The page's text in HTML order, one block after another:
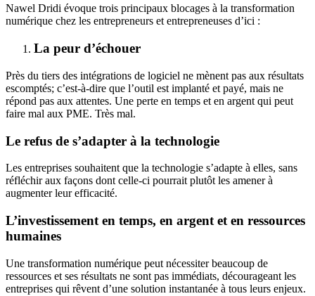
Nawel Dridi évoque trois principaux blocages à la transformation
numérique chez les entrepreneurs et entrepreneuses d’ici :
La peur d’échouer
Près du tiers des intégrations de logiciel ne mènent pas aux résultats
escomptés; c’est-à-dire que l’outil est implanté et payé, mais ne
répond pas aux attentes. Une perte en temps et en argent qui peut
faire mal aux PME. Très mal.
Le refus de s’adapter à la technologie
Les entreprises souhaitent que la technologie s’adapte à elles, sans
réfléchir aux façons dont celle-ci pourrait plutôt les amener à
augmenter leur efficacité.
L’investissement en temps, en argent et en ressources
humaines
Une transformation numérique peut nécessiter beaucoup de
ressources et ses résultats ne sont pas immédiats, décourageant les
entreprises qui rêvent d’une solution instantanée à tous leurs enjeux.